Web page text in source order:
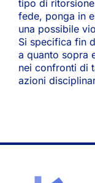
tipo di
fede, ponga in
una possibile
Si specifica fin
a quanto sopra
nei confronti di
azioni